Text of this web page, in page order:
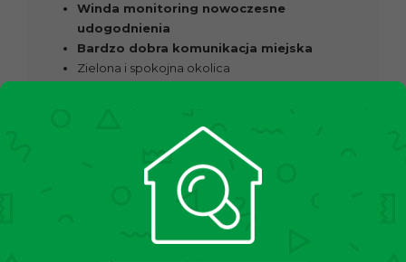
Winda monitoring nowoczesne
udogodnienia
Bardzo dobra komunikacja miejska
Zielona i spokojna okolica
Dodatkowym atutem mieszkania są
postojowe w garażu podziemnym
13,59 m2 oraz 14,71 m2, wyposażone w instalację
umożliwiającą ładowanie samochodów elektrycznych.